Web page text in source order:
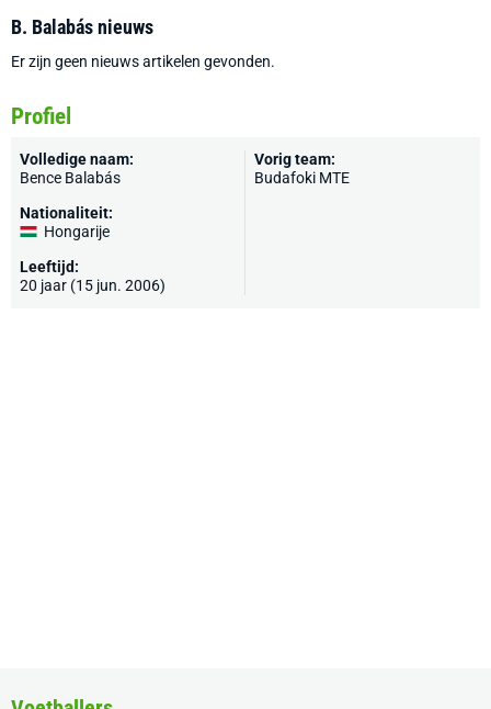
B. Balabás nieuws
Er zijn geen nieuws artikelen gevonden.
Profiel
Volledige naam:
Bence Balabás
Nationaliteit:
Hongarije
Leeftijd:
20 jaar (15 jun. 2006)
Vorig team:
Budafoki MTE